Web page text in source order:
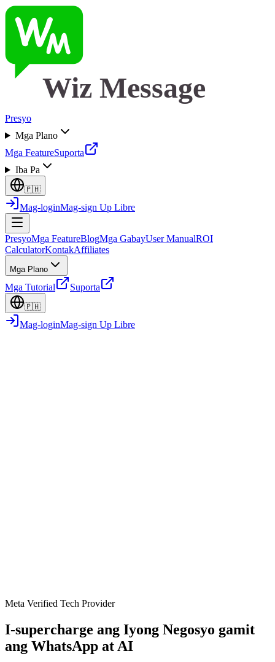
Wiz Message
Presyo
Mga Plano
Mga FeatureSuporta
Iba Pa
🇵🇭
Mag-loginMag-sign Up Libre
PresyoMga FeatureBlogMga GabayUser ManualROI
CalculatorKontakAffiliates
Mga Plano
Mga Tutorial Suporta
🇵🇭
Mag-loginMag-sign Up Libre
Meta Verified Tech Provider
I-supercharge ang Iyong Negosyo gamit
ang WhatsApp at AI